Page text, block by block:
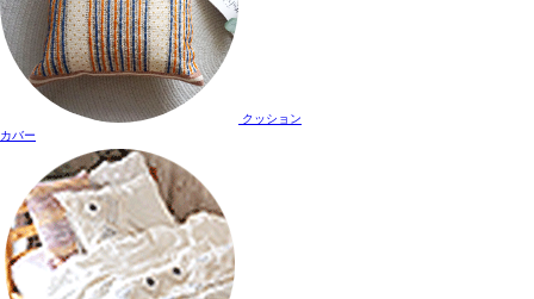
クッション
カバー